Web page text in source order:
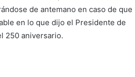
de antemano en caso de que
en lo que dijo el Presidente de
250 aniversario.